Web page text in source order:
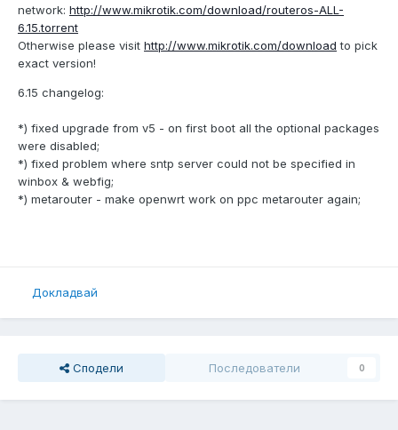
network: http://www.mikrotik.com/download/routeros-ALL-
6.15.torrent
Otherwise please visit http://www.mikrotik.com/download to pick
exact version!
6.15 changelog:
*) fixed upgrade from v5 - on first boot all the optional packages
were disabled;
*) fixed problem where sntp server could not be specified in
winbox & webfig;
*) metarouter - make openwrt work on ppc metarouter again;
Докладвай
Сподели Последователи 0